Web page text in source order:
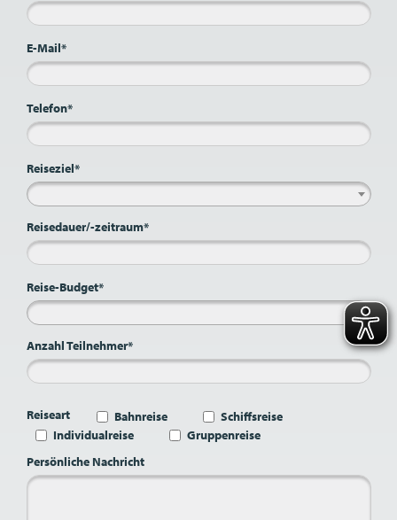
E-Mail*
Telefon*
Reiseziel*
Reisedauer/-zeitraum*
Reise-Budget*
Anzahl Teilnehmer*
Reiseart Bahnreise
Schiffsreise
Individualreise
Gruppenreise
Persönliche Nachricht